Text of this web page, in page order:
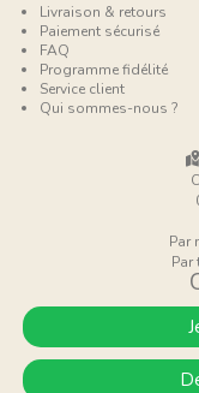
Livraison & retours
Paiement sécurisé
FAQ
Programme fidélité
Service client
Qui sommes-nous ?
Par
Par